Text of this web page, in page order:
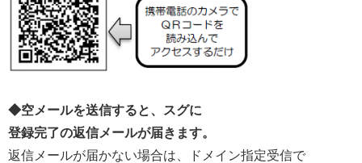
◆空メールを送信すると、スグに
登録完了の返信メールが届きます。
返信メールが届かない場合は、ドメイン指定受信で